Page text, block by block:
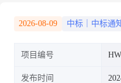
2026-08-09 中标｜中标通
项目编号
发布时间